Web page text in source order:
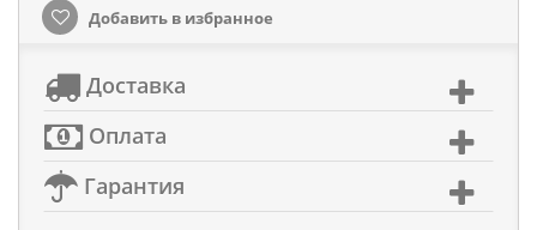
Добавить в избранное
Доставка
Оплата
Гарантия